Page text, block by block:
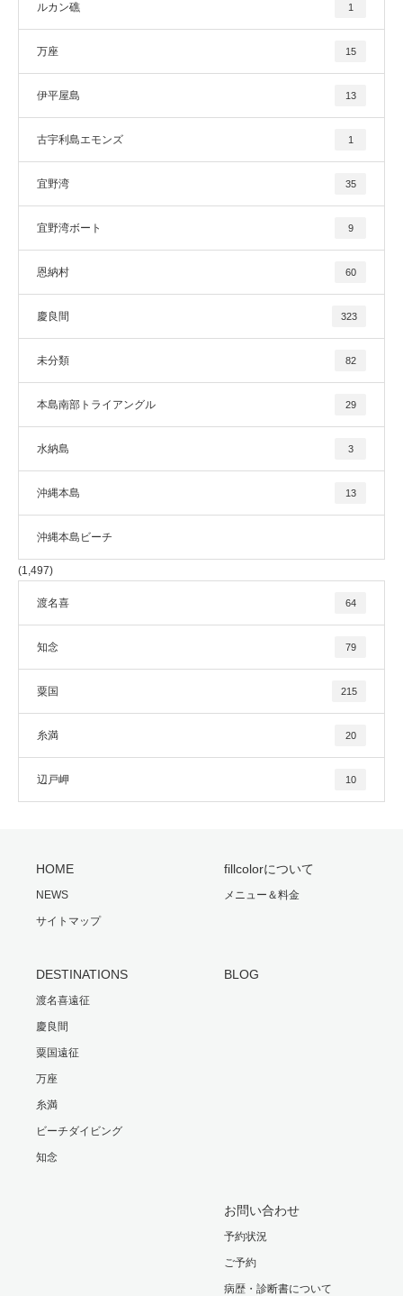
ルカン礁 1
万座 15
伊平屋島 13
古宇利島エモンズ 1
宜野湾 35
宜野湾ボート 9
恩納村 60
慶良間 323
未分類 82
本島南部トライアングル 29
水納島 3
沖縄本島 13
沖縄本島ビーチ
(1,497)
渡名喜 64
知念 79
粟国 215
糸満 20
辺戸岬 10
HOME
NEWS
サイトマップ
fillcolorについて
メニュー＆料金
DESTINATIONS
渡名喜遠征
慶良間
粟国遠征
万座
糸満
ビーチダイビング
知念
BLOG
お問い合わせ
予約状況
ご予約
病歴・診断書について